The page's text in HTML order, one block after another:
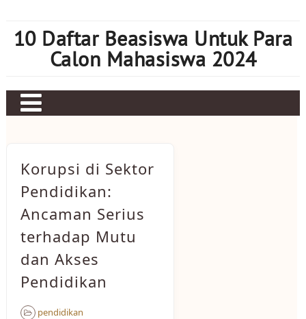
content
10 Daftar Beasiswa Untuk Para
Calon Mahasiswa 2024
Judi bola
Mahjong Ways 2
Slot Kamboja
Slot Thailand
Korupsi di Sektor
Pendidikan:
Ancaman Serius
terhadap Mutu
dan Akses
Pendidikan
pendidikan